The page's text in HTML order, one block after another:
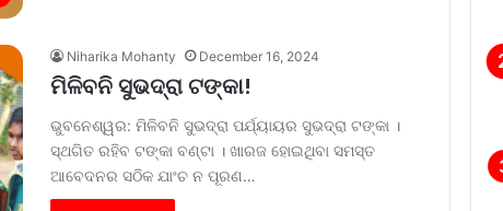
Niharika Mohanty December 16, 2024
ମିଳିବନି ସୁଭଦ୍ରା ଟଙ୍କା!
ଭୁବନେଶ୍ୱର: ମିଳିବନି ସୁଭଦ୍ରା ପର୍ଯ୍ୟାୟର ସୁଭଦ୍ରା ଟଙ୍କା ।
ସ୍ଥଗିତ ରହିବ ଟଙ୍କା ବଣ୍ଟା । ଖାରଜ ହୋଇଥିବା ସମସ୍ତ
ଆବେଦନର ସଠିକ ଯାଂଚ ନ ପୂରଣ…